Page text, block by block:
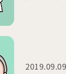
2019.09.09